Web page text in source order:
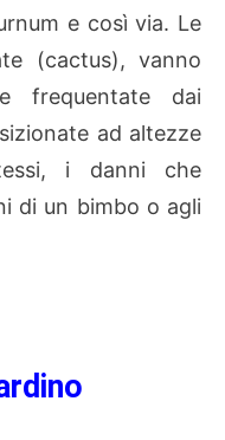
e così via. Le
(cactus), vanno
frequentate dai
ad altezze
i danni che
di un bimbo o agli